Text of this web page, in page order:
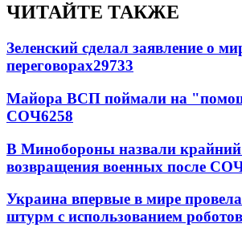
ЧИТАЙТЕ ТАКЖЕ
Зеленский сделал заявление о
переговорах29733
Майора ВСП поймали на
СОЧ6258
В Минобороны назвали крайний
возвращения военных после
Украина впервые в мире
штурм с использованием роботов